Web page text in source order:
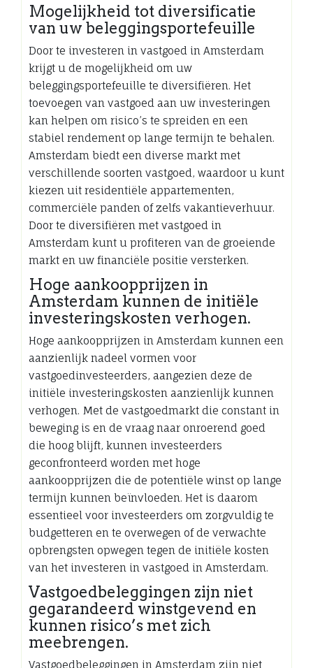
Mogelijkheid tot diversificatie
van uw beleggingsportefeuille
Door te investeren in vastgoed in Amsterdam
krijgt u de mogelijkheid om uw
beleggingsportefeuille te diversifiëren. Het
toevoegen van vastgoed aan uw investeringen
kan helpen om risico’s te spreiden en een
stabiel rendement op lange termijn te behalen.
Amsterdam biedt een diverse markt met
verschillende soorten vastgoed, waardoor u kunt
kiezen uit residentiële appartementen,
commerciële panden of zelfs vakantieverhuur.
Door te diversifiëren met vastgoed in
Amsterdam kunt u profiteren van de groeiende
markt en uw financiële positie versterken.
Hoge aankoopprijzen in
Amsterdam kunnen de initiële
investeringskosten verhogen.
Hoge aankoopprijzen in Amsterdam kunnen een
aanzienlijk nadeel vormen voor
vastgoedinvesteerders, aangezien deze de
initiële investeringskosten aanzienlijk kunnen
verhogen. Met de vastgoedmarkt die constant in
beweging is en de vraag naar onroerend goed
die hoog blijft, kunnen investeerders
geconfronteerd worden met hoge
aankoopprijzen die de potentiële winst op lange
termijn kunnen beïnvloeden. Het is daarom
essentieel voor investeerders om zorgvuldig te
budgetteren en te overwegen of de verwachte
opbrengsten opwegen tegen de initiële kosten
van het investeren in vastgoed in Amsterdam.
Vastgoedbeleggingen zijn niet
gegarandeerd winstgevend en
kunnen risico’s met zich
meebrengen.
Vastgoedbeleggingen in Amsterdam zijn niet